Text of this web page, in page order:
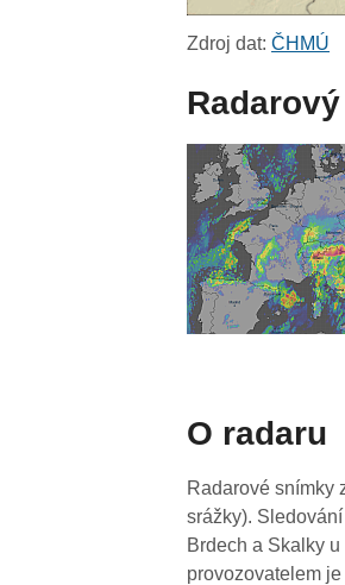
Zdroj dat:ČHMÚ
O radaru
Radarové snímky
srážky).
Brdech a Skalky
provozovatelem